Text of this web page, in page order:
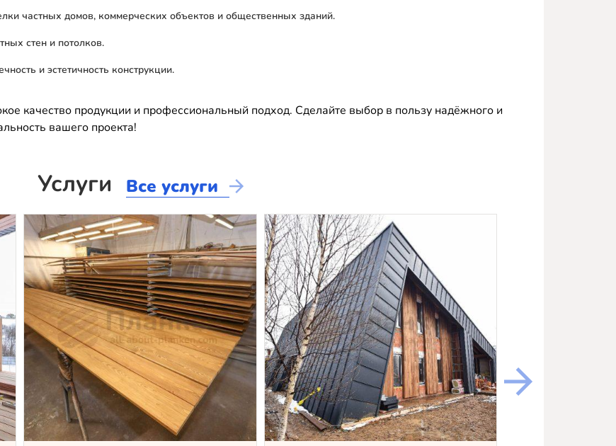
частных домов, коммерческих объектов и общественных зданий.
стен и потолков.
и эстетичность конструкции.
качество продукции и профессиональный подход. Сделайте выбор в пользу надёжного и
вашего проекта!
Услуги Все услуги